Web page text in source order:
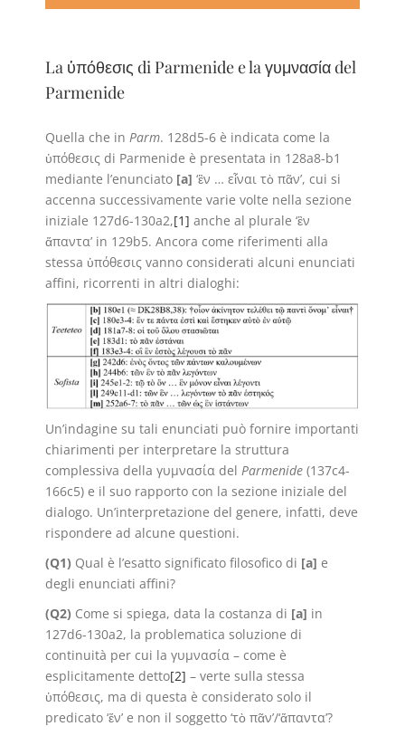
La ὑπόθεσις di Parmenide e la γυμνασία del
Parmenide
Quella che in Parm. 128d5-6 è indicata come la
ὑπόθεσις di Parmenide è presentata in 128a8-b1
mediante l’enunciato [a] ‘ἓν … εἶναι τὸ πᾶν’, cui si
accenna successivamente varie volte nella sezione
iniziale 127d6-130a2,[1] anche al plurale ‘ἓν
ἅπαντα’ in 129b5. Ancora come riferimenti alla
stessa ὑπόθεσις vanno considerati alcuni enunciati
affini, ricorrenti in altri dialoghi:
Un’indagine su tali enunciati può fornire importanti
chiarimenti per interpretare la struttura
complessiva della γυμνασία del Parmenide (137c4-
166c5) e il suo rapporto con la sezione iniziale del
dialogo. Un’interpretazione del genere, infatti, deve
rispondere ad alcune questioni.
(Q1) Qual è l’esatto significato filosofico di [a] e
degli enunciati affini?
(Q2) Come si spiega, data la costanza di [a] in
127d6-130a2, la problematica soluzione di
continuità per cui la γυμνασία – come è
esplicitamente detto[2] – verte sulla stessa
ὑπόθεσις, ma di questa è considerato solo il
predicato ‘ἕν’ e non il soggetto ‘τὸ πᾶν’/‘ἅπαντα’?